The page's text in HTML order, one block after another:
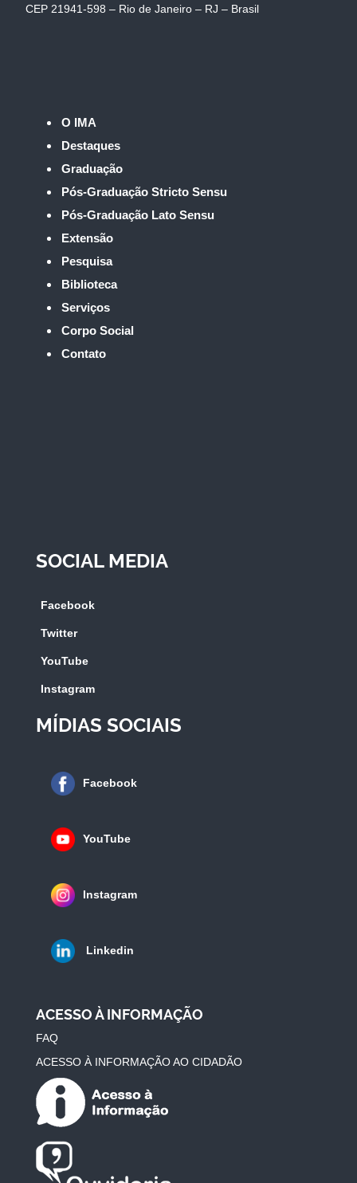
CEP 21941-598 – Rio de Janeiro – RJ – Brasil
O IMA
Destaques
Graduação
Pós-Graduação Stricto Sensu
Pós-Graduação Lato Sensu
Extensão
Pesquisa
Biblioteca
Serviços
Corpo Social
Contato
SOCIAL MEDIA
Facebook
Twitter
YouTube
Instagram
MÍDIAS SOCIAIS
Facebook
YouTube
Instagram
Linkedin
ACESSO À INFORMAÇÃO
FAQ
ACESSO À INFORMAÇÃO AO CIDADÃO